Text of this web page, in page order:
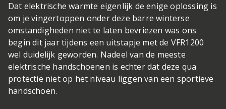
Dat elektrische warmte eigenlijk de enige oplossing is
om je vingertoppen onder deze barre winterse
omstandigheden niet te laten bevriezen was ons
begin dit jaar tijdens een uitstapje met de VFR1200
wel duidelijk geworden. Nadeel van de meeste
elektrische handschoenen is echter dat deze qua
protectie niet op het niveau liggen van een sportieve
handschoen.